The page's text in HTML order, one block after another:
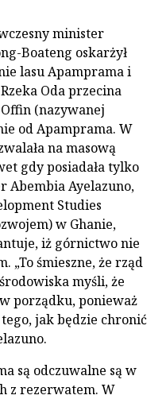
minister
Boateng oskarżył
lasu Apamprama i
Oda przecina
(nazywanej
od Apamprama. W
na masową
gdy posiadała tylko
Abembia Ayelazuno,
Studies
w Ghanie,
iż górnictwo nie
„To śmieszne, że rząd
myśli, że
porządku, ponieważ
jak będzie chronić
są odczuwalne są w
z rezerwatem. W